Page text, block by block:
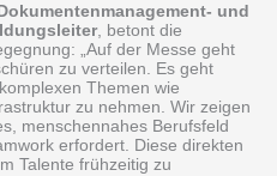
und
, betont die
„Auf der Messe geht
zu verteilen. Es geht
Themen wie
zu nehmen. Wir zeigen
menschennahes Berufsfeld
erfordert. Diese direkten
Talente frühzeitig zu